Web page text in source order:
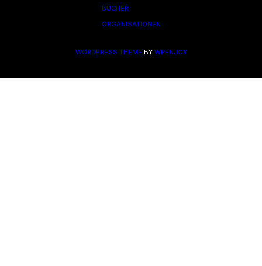
BÜCHER
ORGANISATIONEN
WORDPRESS THEME BY WPENJOY